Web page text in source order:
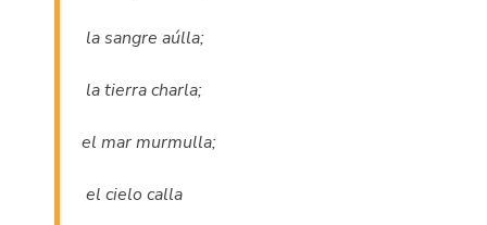
la sangre aúlla;
la tierra charla;
el mar murmulla;
el cielo calla